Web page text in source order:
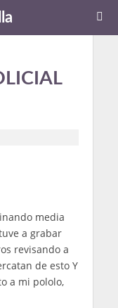
media
a grabar
revisando a
de esto Y
a mi pololo,